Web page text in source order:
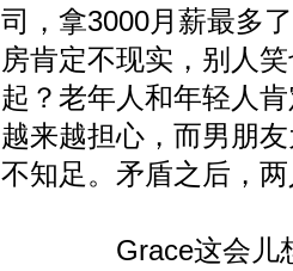
司，拿3000月薪最多
房肯定不现实，别人
起？老年人和年轻人
越来越担心，而男朋
不知足。矛盾之后，
Grace这会儿想起